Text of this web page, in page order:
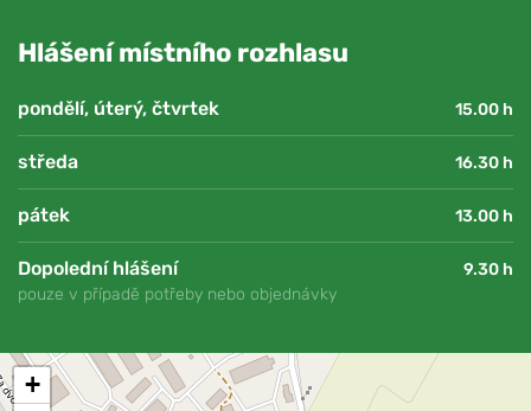
Hlášení místního rozhlasu
pondělí, úterý, čtvrtek 15.00 h
středa 16.30 h
pátek 13.00 h
Dopolední hlášení
9.30 h
pouze v případě potřeby nebo objednávky
+